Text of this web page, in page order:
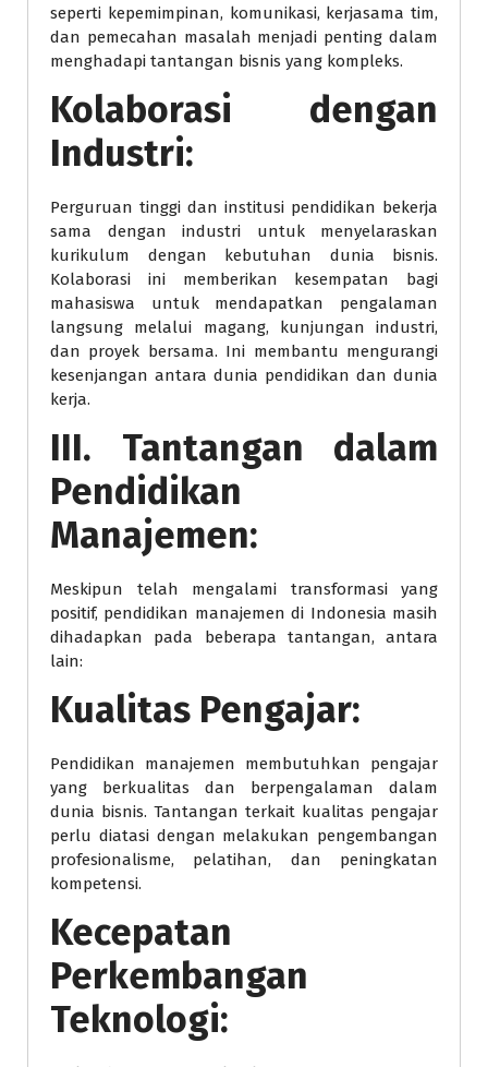
seperti kepemimpinan, komunikasi, kerjasama tim,
dan pemecahan masalah menjadi penting dalam
menghadapi tantangan bisnis yang kompleks.
Kolaborasi dengan
Industri:
Perguruan tinggi dan institusi pendidikan bekerja
sama dengan industri untuk menyelaraskan
kurikulum dengan kebutuhan dunia bisnis.
Kolaborasi ini memberikan kesempatan bagi
mahasiswa untuk mendapatkan pengalaman
langsung melalui magang, kunjungan industri,
dan proyek bersama. Ini membantu mengurangi
kesenjangan antara dunia pendidikan dan dunia
kerja.
III. Tantangan dalam
Pendidikan
Manajemen:
Meskipun telah mengalami transformasi yang
positif, pendidikan manajemen di Indonesia masih
dihadapkan pada beberapa tantangan, antara
lain:
Kualitas Pengajar:
Pendidikan manajemen membutuhkan pengajar
yang berkualitas dan berpengalaman dalam
dunia bisnis. Tantangan terkait kualitas pengajar
perlu diatasi dengan melakukan pengembangan
profesionalisme, pelatihan, dan peningkatan
kompetensi.
Kecepatan
Perkembangan
Teknologi: